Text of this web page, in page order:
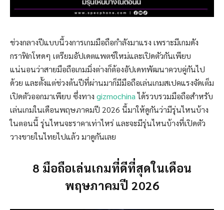
ช่วงกลางปีแบบนี้วงการเกมมือถือกำลังมาแรง เพราะมีเกมดัง
กราฟิกโหดๆ เตรียมอัปเดตแพตช์ใหม่และเปิดตัวกันเพียบ
แน่นอนว่าสายมือถือเกมมิ่งต่างก็ต้องอัปเดทพัฒนาควบคู่กันไป
ด้วย และตั้งแต่ช่วงต้นปีที่ผ่านมาก็มีมือถือเล่นเกมสเปคแรงจัดเต็ม
เปิดตัวออกมาเพียบ ซึ่งทาง gizmochinaได้รวบรวมมือถือสำหรับ
เล่นเกมในเดือนพฤษภาคมปี 2026 นี้มาให้ดูกันว่ามีรุ่นไหนบ้าง
ในตอนนี้ รุ่นไหนจะราคาเท่าไหร่ และจะมีรุ่นไหนบ้างที่เปิดตัว
วางขายในไทยไปแล้ว มาดูกันเลย
8 มือถือเล่นเกมที่ดีที่สุดในเดือน
พฤษภาคมปี 2026